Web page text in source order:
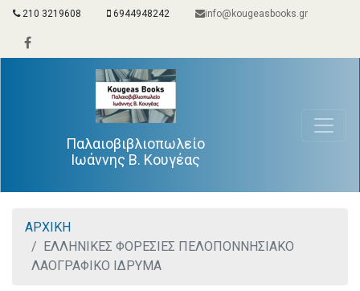
210 3219608 6944948242 info@kougeasbooks.gr
Παλαιοβιβλιοπωλείο
Ιωάννης Β. Κουγέας
ΑΡΧΙΚΗ
ΕΛΛΗΝΙΚΕΣ ΦΟΡΕΣΙΕΣ ΠΕΛΟΠΟΝΝΗΣΙΑΚΟ
ΛΑΟΓΡΑΦΙΚΟ ΙΔΡΥΜΑ